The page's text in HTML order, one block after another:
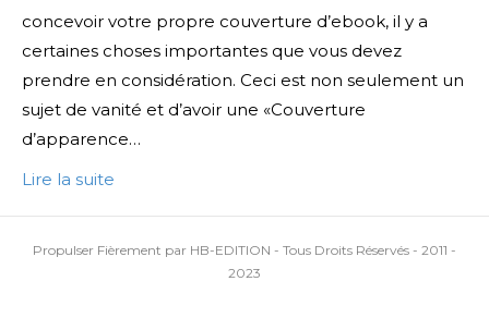
concevoir votre propre couverture d’ebook, il y a
certaines choses importantes que vous devez
prendre en considération. Ceci est non seulement un
sujet de vanité et d’avoir une «Couverture
d’apparence…
Lire la suite
Propulser Fièrement par HB-EDITION - Tous Droits Réservés - 2011 -
2023